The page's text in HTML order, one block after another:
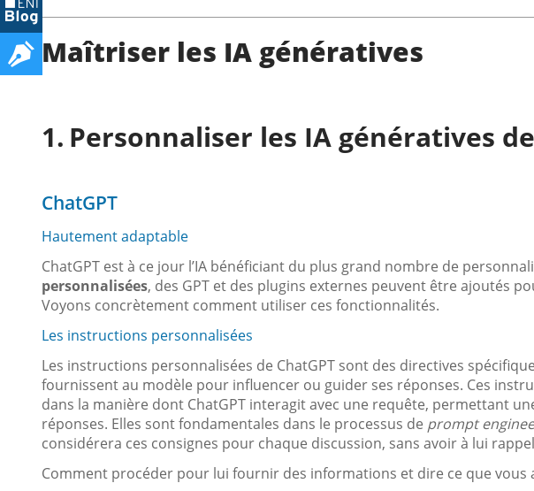
Maîtriser les IA génératives
Personnaliser les IA génératives
ChatGPT
Hautement adaptable
ChatGPT est à ce jour l’IA bénéficiant du plus grand nombre de
personnalisées, des GPT et des plugins externes peuvent être ajoutés
Voyons concrètement comment utiliser ces fonctionnalités.
Les instructions personnalisées
Les instructions personnalisées de ChatGPT sont des directives
fournissent au modèle pour influencer ou guider ses réponses. Ces
dans la manière dont ChatGPT interagit avec une requête, permettant
réponses. Elles sont fondamentales dans le processus de prompt
considérera ces consignes pour chaque discussion, sans avoir à lui
Comment procéder pour lui fournir des informations et dire ce que vous